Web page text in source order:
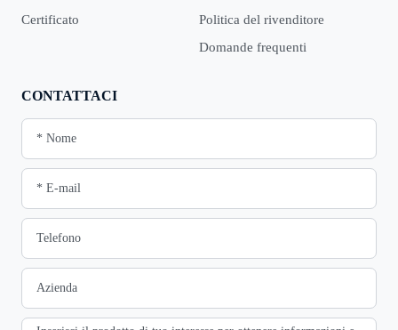
Certificato
Politica del rivenditore
Domande frequenti
CONTATTACI